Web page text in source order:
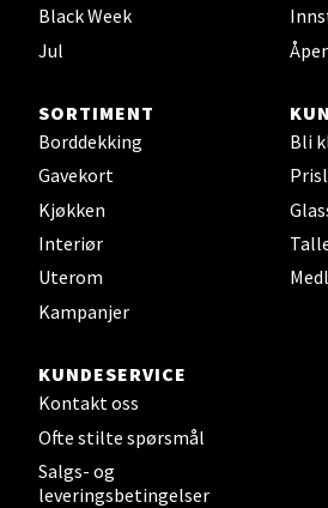
Black Week
Jul
SORTIMENT
Borddekking
Gavekort
Kjøkken
Interiør
Uterom
Kampanjer
Bli
KUNDESERVICE
Kontakt oss
Ofte stilte spørsmål
Salgs- og
leveringsbetingelser
Åpent i dag 10-19
Steinkjer - Thon
Åpent i dag 10-20